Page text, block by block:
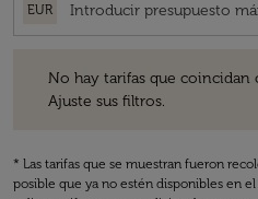
EUR
No hay tarifas que coincidan
Ajuste sus filtros.
* Las tarifas que se muestran fueron
posible que ya no estén disponibles en